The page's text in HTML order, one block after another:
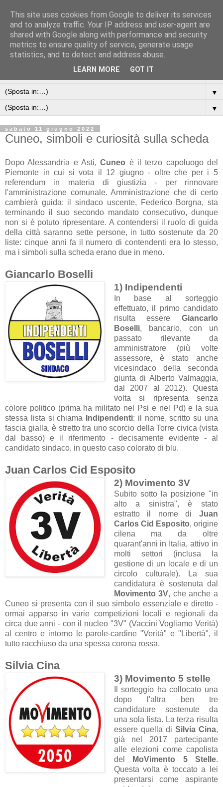
▼
▼
sabato 11 giugno 2022
Cuneo, simboli e curiosità sulla scheda
Dopo Alessandria e Asti,Cuneo è il terzo capoluogo del
Piemonte in cui si vota il 12 giugno - oltre che per i 5
referendum in materia di giustizia - per rinnovare
l'amministrazione comunale. Amministrazione che di certo
cambierà guida: il sindaco uscente, Federico Borgna, sta
terminando il suo secondo mandato consecutivo, dunque
non si è potuto ripresentare. A contendersi il ruolo di guida
della città saranno sette persone, in tutto sostenute da 20
liste: cinque anni fa il numero di contendenti era lo stesso,
ma i simboli sulla scheda erano due in meno.
Giancarlo Boselli
1) Indipendenti
In base al sorteggio
effettuato, il primo candidato
risulta essere Giancarlo
Boselli, bancario, con un
passato rilevante da
amministratore (più volte
assessore, è stato anche
vicesindaco della seconda
giunta di Alberto Valmaggia,
dal 2007 al 2012). Questa
volta si ripresenta senza
colore politico (prima ha militato nel Psi e nel Pd) e la sua
stessa lista si chiama
Indipendenti: il nome, scritto su una
fascia gialla, è stretto tra uno scorcio della Torre civica (vista
dal basso) e il riferimento - decisamente evidente - al
candidato sindaco, in questo caso colorato di blu.
Juan Carlos Cid Esposito
2) Movimento 3V
Subito sotto la posizione "in
alto a sinistra", è stato
estratto il nome di Juan
Carlos Cid Esposito, origine
cilena ma da oltre
quarant'anni in Italia, attivo in
molti settori (inclusa la
gestione di un locale e di un
circolo culturale). La sua
candidatura è sostenuta dal
Movimento 3V, che anche a
Cuneo si presenta con il suo simbolo essenziale e diretto -
ormai apparso in varie competizioni locali e regionali da
circa due anni - con il nucleo "3V" (Vaccini Vogliamo Verità)
al centro e intorno le parole-cardine "Verità" e "Libertà", il
tutto racchiuso da una spessa corona rossa.
Silvia Cina
3) Movimento 5 stelle
Il sorteggio ha collocato una
dopo l'altra ben tre
candidature sostenute da
una sola lista. La terza risulta
essere quella di Silvia Cina,
già nel 2017 partecipante
alle elezioni come capolista
del
MoVimento 5 Stelle.
Questa volta è toccato a lei
presentarsi come aspirante
This site uses cookies from Google to deliver its services
and to analyze traffic. Your IP address and user-agent are
shared with Google along with performance and security
metrics to ensure quality of service, generate usage
statistics, and to detect and address abuse.
LEARN MORE GOT IT